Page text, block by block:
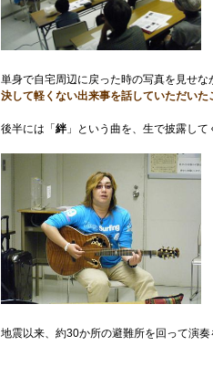
単身で自宅周辺に戻った時の写真を見せ
決して軽くない出来事を話していただい
後半には「 絆 」という曲を、生で披露し
地震以来、約30か所の避難所を回って演